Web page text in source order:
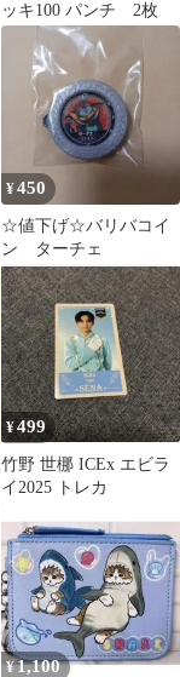
ッキ100 パンチ 2枚
¥450
☆値下げ☆バリバコイ
ン ターチェ
¥499
竹野 世梛 ICEx エビラ
イ2025 トレカ
¥1,100